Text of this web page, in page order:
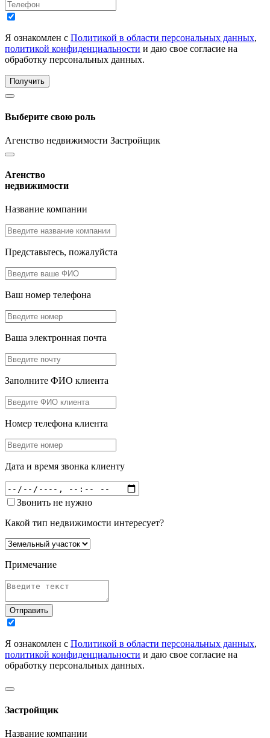
Я ознакомлен с Политикой в области персональных данных,
политикой конфиденциальности и даю свое согласие на
обработку персональных данных.
Получить
Выберите свою роль
Агенство недвижимости Застройщик
Агенство
недвижимости
Название компании
Представьтесь, пожалуйста
Ваш номер телефона
Ваша электронная почта
Заполните ФИО клиента
Номер телефона клиента
Дата и время звонка клиенту
Звонить не нужно
Какой тип недвижимости интересует?
Примечание
Отправить
Я ознакомлен с Политикой в области персональных данных,
политикой конфиденциальности и даю свое согласие на
обработку персональных данных.
Застройщик
Название компании